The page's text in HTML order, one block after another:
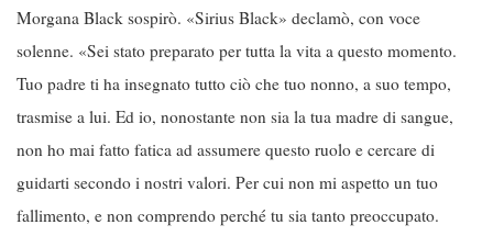
Morgana Black sospirò. «Sirius Black» declamò, con voce
solenne. «Sei stato preparato per tutta la vita a questo momento.
Tuo padre ti ha insegnato tutto ciò che tuo nonno, a suo tempo,
trasmise a lui. Ed io, nonostante non sia la tua madre di sangue,
non ho mai fatto fatica ad assumere questo ruolo e cercare di
guidarti secondo i nostri valori. Per cui non mi aspetto un tuo
fallimento, e non comprendo perché tu sia tanto preoccupato.